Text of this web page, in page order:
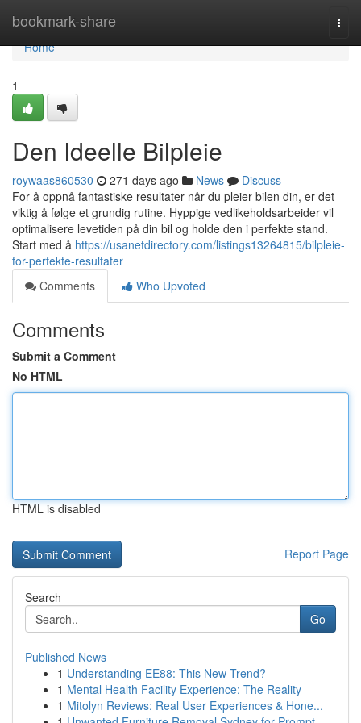
bookmark-share
Home
Home
1
Den Ideelle Bilpleie
roywaas860530 271 days ago News
Discuss
For å oppnå fantastiske resultater når du pleier bilen din, er det
viktig å følge et grundig rutine. Hyppige vedlikeholdsarbeider vil
optimalisere levetiden på din bil og holde den i perfekte stand.
Start med å https://usanetdirectory.com/listings13264815/bilpleie-
for-perfekte-resultater
Comments
Who Upvoted
Comments
Submit a Comment
No HTML
HTML is disabled
Report Page
Search
Go
Published News
1 Understanding EE88: This New Trend?
1 Mental Health Facility Experience: The Reality
1 Mitolyn Reviews: Real User Experiences & Hone...